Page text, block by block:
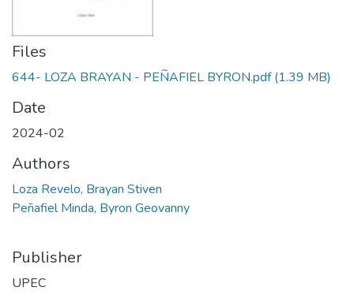
Files
644- LOZA BRAYAN - PEÑAFIEL BYRON.pdf(1.39 MB)
Date
2024-02
Authors
Loza Revelo, Brayan Stiven
Peñafiel Minda, Byron Geovanny
Publisher
UPEC